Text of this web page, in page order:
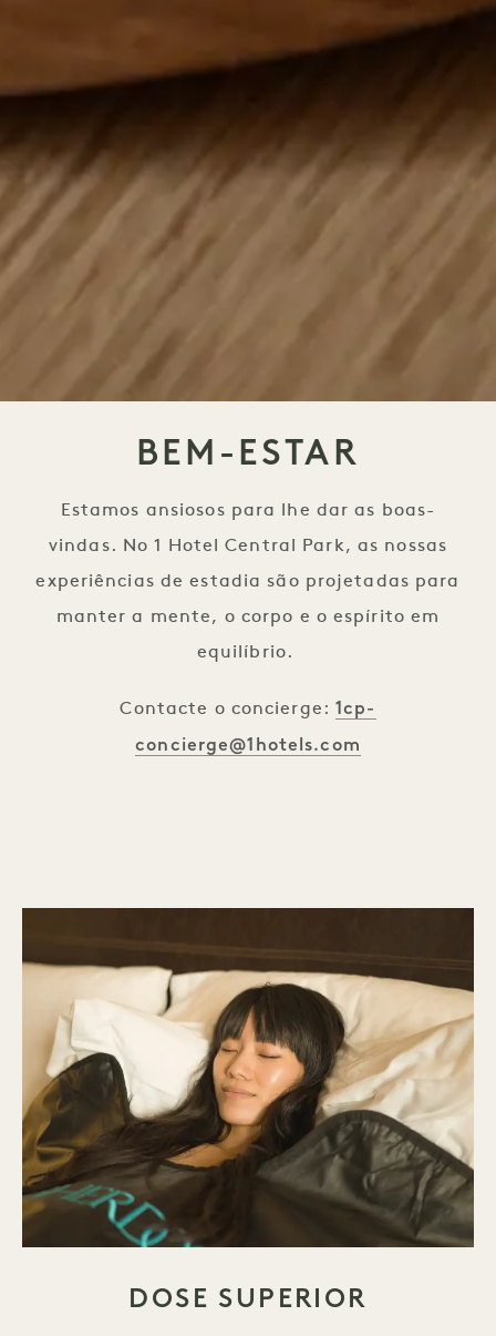
BEM-ESTAR
Estamos ansiosos para lhe dar as boas-
vindas. No 1 Hotel Central Park, as nossas
experiências de estadia são projetadas para
manter a mente, o corpo e o espírito em
equilíbrio.
Contacte o concierge:1cp-
concierge@1hotels.com
DOSE SUPERIOR